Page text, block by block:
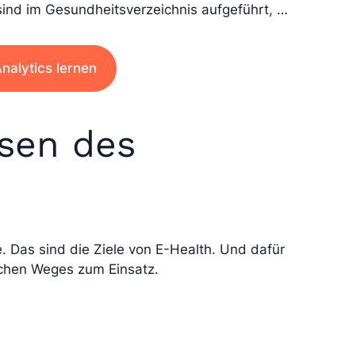
im Gesundheitsverzeichnis aufgeführt, …
lernen
des
Das sind die Ziele von E-Health. Und dafür
Weges zum Einsatz.